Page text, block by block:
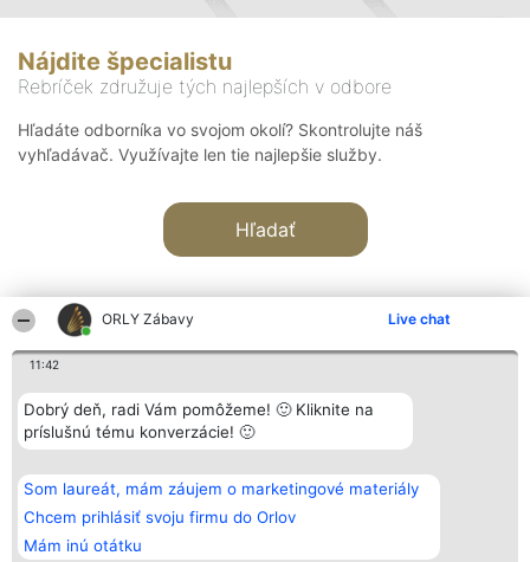
ORLY Zábavy Live chat
11:42
Dobrý deň, radi Vám pomôžeme! 🙂 Kliknite na
príslušnú tému konverzácie! 🙂
Som laureát, mám záujem o marketingové materiály
Chcem prihlásiť svoju firmu do Orlov
Mám inú otátku
Nájdite špecialistu
Rebríček združuje tých najlepších v odbore
Hľadáte odborníka vo svojom okolí? Skontrolujte náš
vyhľadávač. Využívajte len tie najlepšie služby.
Hľadať
Organizátor hodnotenia
Bright Side Solutions sp. z o.
o. sp. k.
Wrocław 50-079
KRS 0000749100 | Regon
381313360 | NIP 8943132676
+48 508 492 400
Hodnotenie
Laureáti
Lista
Laureatów
Podmienky
Obchodné
podmienky
Kontakt
Kontakt